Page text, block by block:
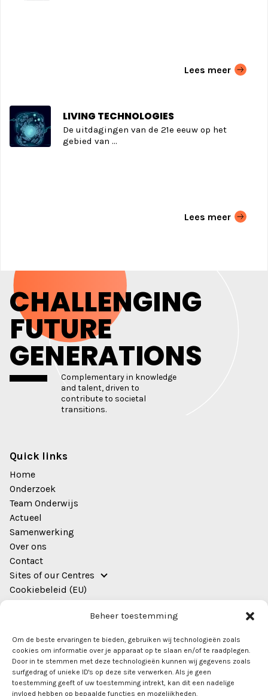
Beheer toestemming
Om de beste ervaringen te bieden, gebruiken wij technologieën zoals
cookies om informatie over je apparaat op te slaan en/of te raadplegen.
Door in te stemmen met deze technologieën kunnen wij gegevens zoals
surfgedrag of unieke ID's op deze site verwerken. Als je geen
toestemming geeft of uw toestemming intrekt, kan dit een nadelige
invloed hebben op bepaalde functies en mogelijkheden.
Lees meer
LIVING TECHNOLOGIES
De uitdagingen van de 21e eeuw op het
gebied van ...
Lees meer
CHALLENGING
FUTURE
GENERATIONS
Complementary in knowledge
and talent, driven to
contribute to societal
transitions.
Quick links
Home
Onderzoek
Team Onderwijs
Actueel
Samenwerking
Over ons
Contact
Sites of our Centres
Cookiebeleid (EU)
Bestuursgebouw,
Heidelberglaan 8
kamer 0.44
3584 CS Utrecht